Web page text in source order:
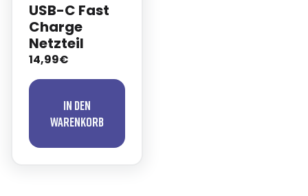
USB-C Fast
Charge
Netzteil
14,99€
In den
Warenkorb